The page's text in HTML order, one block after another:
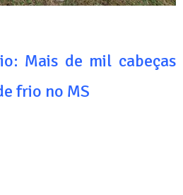
Mais de mil cabeças
frio no MS